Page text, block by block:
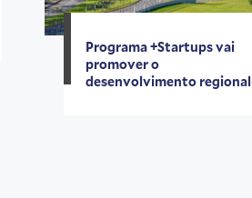
Programa +Startups vai
promover o
desenvolvimento regional